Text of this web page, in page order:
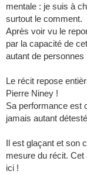
mentale : je suis à
surtout le comment.
Après voir vu le
par la capacité de
autant de personnes
Le récit repose
Pierre Niney !
Sa performance est
jamais autant
Il est glaçant et son
mesure du récit.
ici !